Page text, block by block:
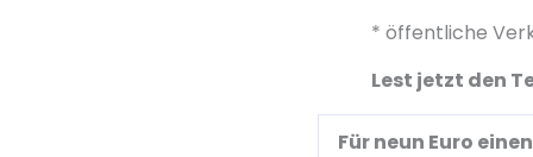
* öffentliche
Lest jetzt den
Für neun Euro